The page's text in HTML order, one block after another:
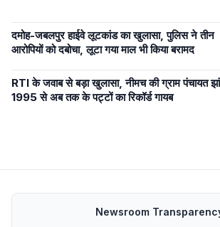
दमोह-जबलपुर हाईवे लूटकांड का खुलासा, पुलिस ने तीन
आरोपियों को दबोचा, लूटा गया माल भी किया बरामद
RTI के जवाब से बड़ा खुलासा, नीमच की ग्राम पंचायत
1995 से अब तक के पट्टों का रिकॉर्ड गायब
Newsroom